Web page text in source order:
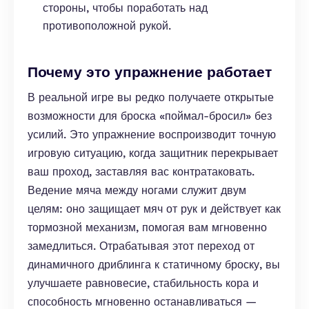
стороны, чтобы поработать над
противоположной рукой.
Почему это упражнение работает
В реальной игре вы редко получаете открытые
возможности для броска «поймал-бросил» без
усилий. Это упражнение воспроизводит точную
игровую ситуацию, когда защитник перекрывает
ваш проход, заставляя вас контратаковать.
Ведение мяча между ногами служит двум
целям: оно защищает мяч от рук и действует как
тормозной механизм, помогая вам мгновенно
замедлиться. Отрабатывая этот переход от
динамичного дриблинга к статичному броску, вы
улучшаете равновесие, стабильность кора и
способность мгновенно останавливаться —